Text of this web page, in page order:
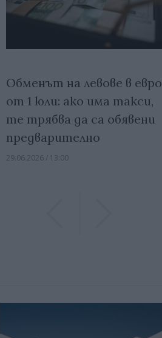
Обменът на левове в евро
от 1 юли: ако има такси,
те трябва да са обявени
предварително
29.06.2026 / 13:00